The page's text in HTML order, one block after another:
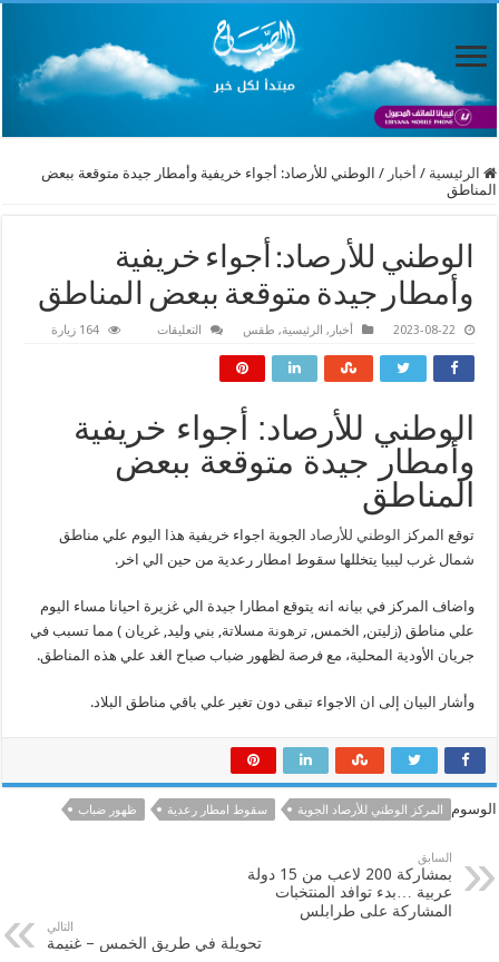
الرئيسية / أخبار / الوطني للأرصاد: أجواء خريفية وأمطار جيدة متوقعة ببعض
المناطق
الوطني للأرصاد: أجواء خريفية
وأمطار جيدة متوقعة ببعض المناطق
2023-08-22 أخبار , الرئيسية, طقس التعليقات
متوقعة
ببعض
المناطق
مغلقة
164 زيارة
الوطني للأرصاد: أجواء خريفية
وأمطار جيدة متوقعة ببعض
المناطق
توقع المركز الوطني للأرصاد الجوية اجواء خريفية هذا اليوم علي مناطق
شمال غرب ليبيا يتخللها سقوط امطار رعدية من حين الي اخر.
واضاف المركز في بيانه انه يتوقع امطارا جيدة الي غزيرة احيانا مساء اليوم
علي مناطق (زليتن, الخمس, ترهونة مسلاتة, بني وليد, غريان ) مما تسبب في
جريان الأودية المحلية، مع فرصة لظهور ضباب صباح الغد علي هذه المناطق.
وأشار البيان إلى ان الاجواء تبقى دون تغير علي باقي مناطق البلاد.
الوسوم المركز الوطني للأرصاد الجوية سقوط امطار رعدية ظهور ضباب
السابق
بمشاركة 200 لاعب من 15 دولة
عربية …بدء توافد المنتخبات
المشاركة على طرابلس
التالي
تحويلة في طريق الخمس – غنيمة